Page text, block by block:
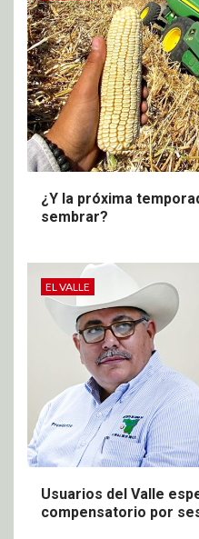
¿Y la próxima
sembrar?
EL VALLE
Usuarios del Valle
compensatorio por